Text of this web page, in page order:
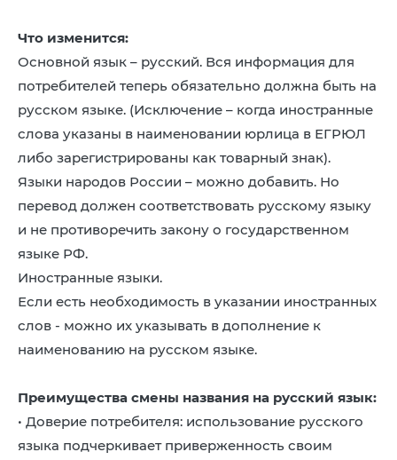
Что изменится:
Основной язык – русский. Вся информация для
потребителей теперь обязательно должна быть на
русском языке. (Исключение – когда иностранные
слова указаны в наименовании юрлица в ЕГРЮЛ
либо зарегистрированы как товарный знак).
Языки народов России – можно добавить. Но
перевод должен соответствовать русскому языку
и не противоречить закону о государственном
языке РФ.
Иностранные языки.
Если есть необходимость в указании иностранных
слов - можно их указывать в дополнение к
наименованию на русском языке.
Преимущества смены названия на русский язык:
• Доверие потребителя: использование русского
языка подчеркивает приверженность своим